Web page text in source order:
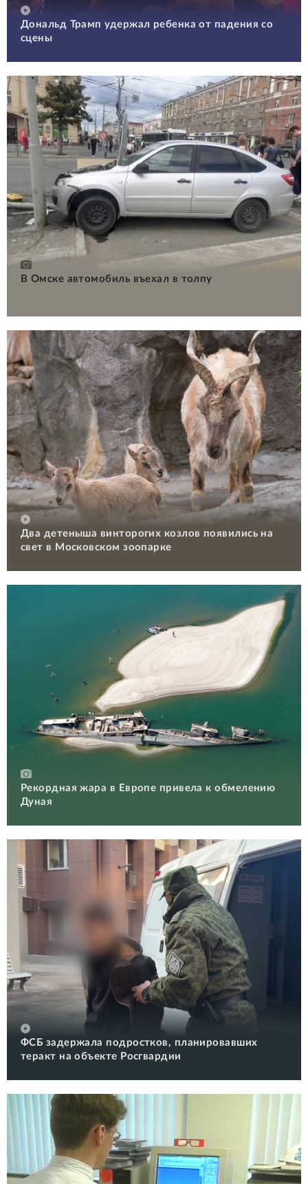
Дональд Трамп удержал ребенка от падения со
сцены
В Омске автомобиль въехал в толпу
Два детеныша винторогих козлов появились на
свет в Московском зоопарке
Рекордная жара в Европе привела к обмелению
Дуная
ФСБ задержала подростков, планировавших
теракт на объекте Росгвардии